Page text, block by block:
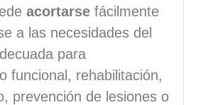
acortarsefácilmente
a las necesidades del
para
funcional, rehabilitación,
prevención de lesiones o